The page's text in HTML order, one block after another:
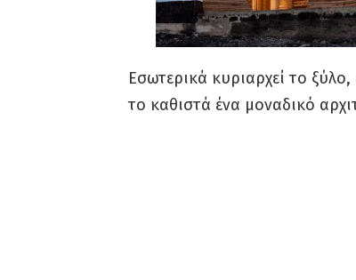
Εσωτερικά κυριαρχεί το
το καθιστά ένα μοναδικό